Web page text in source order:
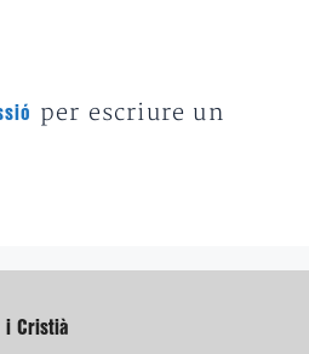
per escriure un
i Cristià